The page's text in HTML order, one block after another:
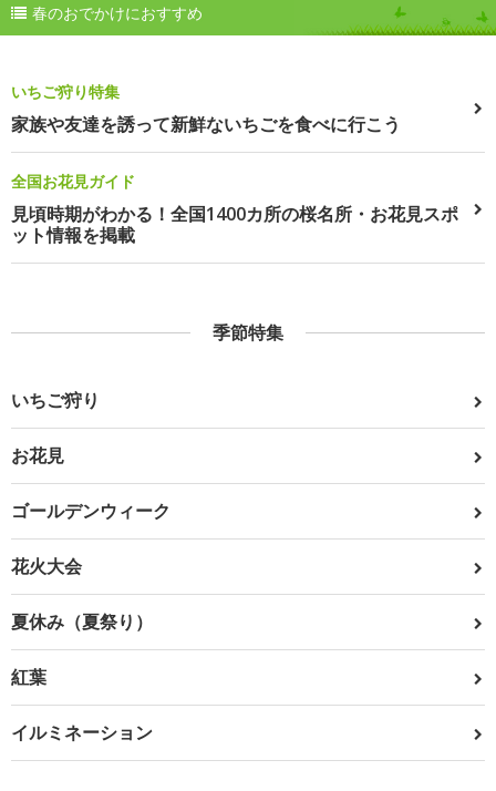
春のおでかけにおすすめ
いちご狩り特集
家族や友達を誘って新鮮ないちごを食べに行こう
全国お花見ガイド
見頃時期がわかる！全国1400カ所の桜名所・お花見スポ
ット情報を掲載
季節特集
いちご狩り
お花見
ゴールデンウィーク
花火大会
夏休み（夏祭り）
紅葉
イルミネーション